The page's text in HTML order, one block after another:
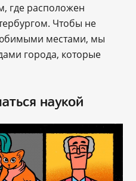
где расположен
Чтобы не
местами, мы
города, которые
наукой